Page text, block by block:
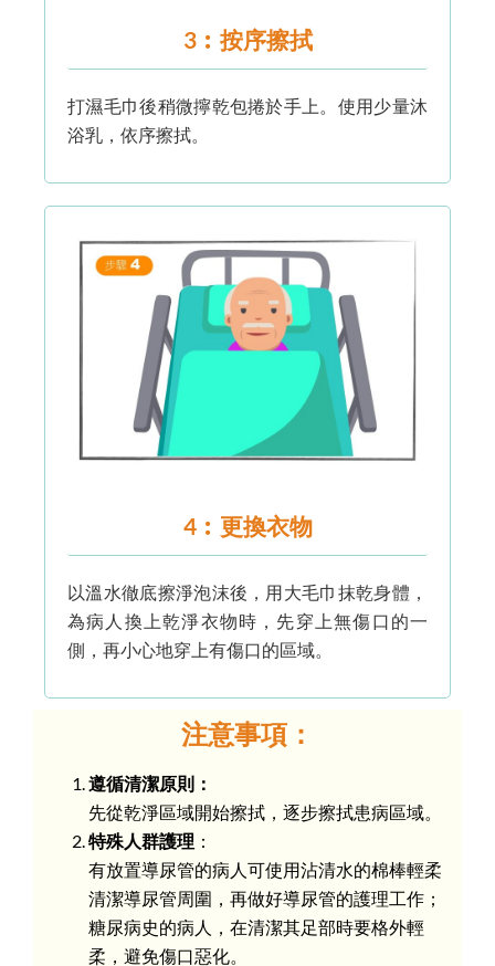
3︰按序擦拭
打濕毛巾後稍微擰乾包捲於手上。使用少量沐
浴乳，依序擦拭。
4︰更換衣物
以溫水徹底擦淨泡沫後，用大毛巾抹乾身體，
為病人換上乾淨衣物時，先穿上無傷口的一
側，再小心地穿上有傷口的區域。
注意事項：
遵循清潔原則：
先從乾淨區域開始擦拭，逐步擦拭患病區域。
特殊人群護理 ：
有放置導尿管的病人可使用沾清水的棉棒輕柔
清潔導尿管周圍，再做好導尿管的護理工作；
糖尿病史的病人，在清潔其足部時要格外輕
柔，避免傷口惡化。